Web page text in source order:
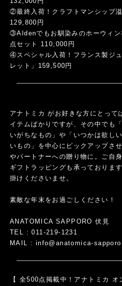
②最終入荷！クラフトマンシップ
129,800円
③Aldenでもお馴染みのホーウィン
点セット 110,000円
④スペシャル入荷！フランス製ジ
レット」159,500円
アナトミカ がお好きな方にとって
イテムばかりですが、その中でも
いがちなもの」や「いつかは欲し
いもの」を中心にピックアップさ
やパートナーへの贈り物に。ご自
ギフトラッピングも承っておりま
掛けくださいませ。
素敵な年末をお過ごしください！
ANATOMICA SAPPORO 伏見
TEL : 011-219-1231
MAIL : info@anatomica-
【 全500点掲載中！アナトミカ オ